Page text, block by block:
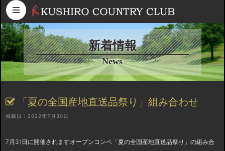
コンテンツへスキップ
新着情報
News
「夏の全国産地直送品祭り」組み合わせ
掲載日：2022年7月30日
7月31日に開催されますオープンコンペ「夏の全国産地直送品祭り」の組み合